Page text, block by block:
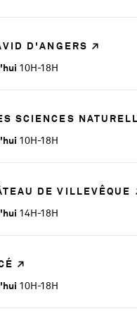
D'ANGERS
10H-18H
SCIENCES
10H-18H
DE VILLEVÊQUE
14H-18H
10H-18H